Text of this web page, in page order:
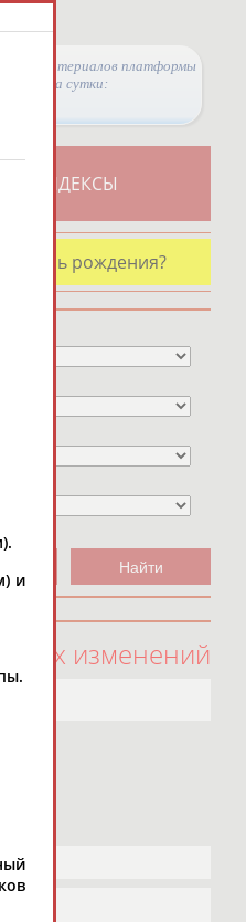
материалов платформы
за сутки:
ИНДЕКСЫ
день рождения?
изменений
и